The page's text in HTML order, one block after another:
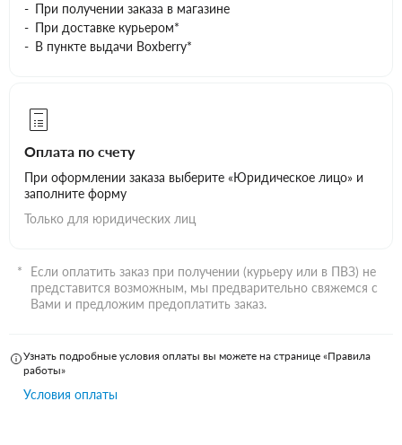
При получении заказа в магазине
При доставке курьером*
В пункте выдачи Boxberry*
Оплата по счету
При оформлении заказа выберите «Юридическое лицо» и
заполните форму
Только для юридических лиц
Если оплатить заказ при получении (курьеру или в ПВЗ) не
представится возможным, мы предварительно свяжемся с
Вами и предложим предоплатить заказ.
Узнать подробные условия оплаты вы можете на странице «Правила
работы»
Условия оплаты